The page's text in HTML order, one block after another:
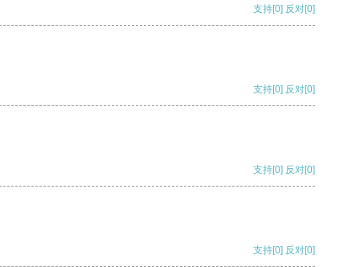
支持[0] 反对[0]
支持[0] 反对[0]
支持[0] 反对[0]
支持[0] 反对[0]